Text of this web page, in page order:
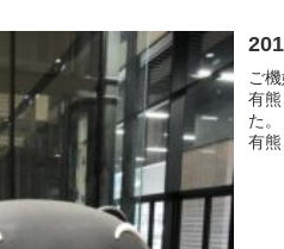
ご機嫌
有
た。 練習はほとんどしなくてもサブフォーは達成できると
有